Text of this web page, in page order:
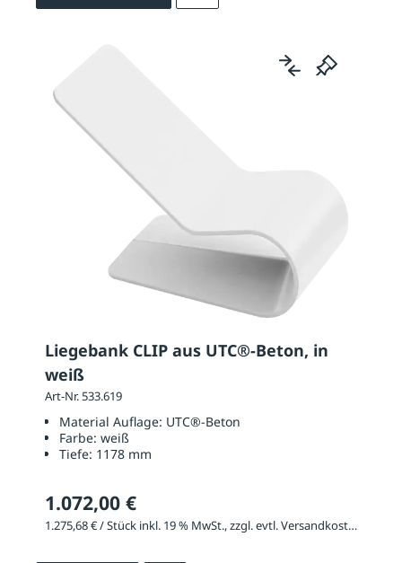
Liegebank CLIP aus UTC®-Beton, in
weiß
Art-Nr. 533.619
Material Auflage: UTC®-Beton
Farbe: weiß
Tiefe: 1178 mm
1.072,00 €
1.275,68 € / Stück inkl. 19 % MwSt., zzgl. evtl. Versandkosten